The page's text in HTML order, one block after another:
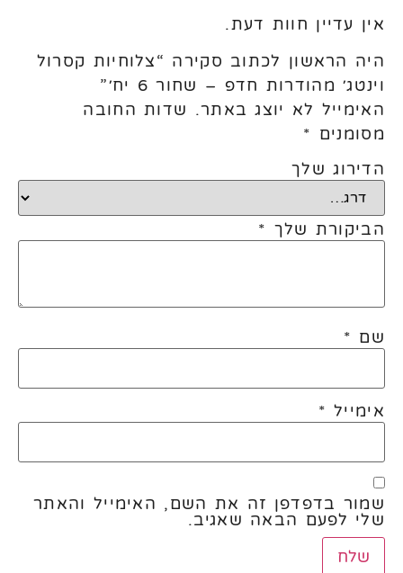
אין עדיין חוות דעת.
היה הראשון לכתוב סקירה “צלוחיות קסרול
וינטג׳ מהודרות חדפ – שחור 6 יח׳”
האימייל לא יוצג באתר. שדות החובה
מסומנים *
הדירוג שלך
הביקורת שלך *
שם *
אימייל *
שמור בדפדפן זה את השם, האימייל והאתר
שלי לפעם הבאה שאגיב.